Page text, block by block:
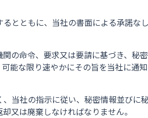
とともに、当社の書面による承諾な
の命令、要求又は要請に基づき、秘
能な限り速やかにその旨を当社に通
当社の指示に従い、秘密情報並びに
又は廃棄しなければなりません。